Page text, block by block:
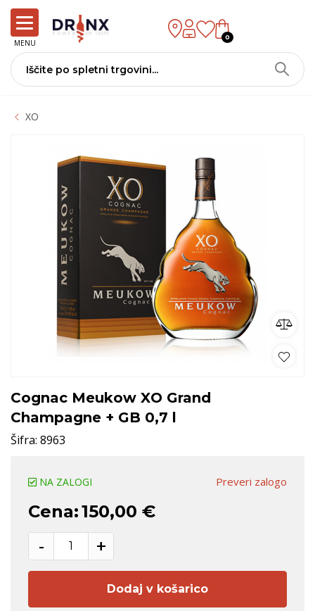
MENU
0
XO
Cognac Meukow XO Grand
Champagne + GB 0,7 l
Šifra: 8963
Preveri zalogo
NA ZALOGI
Cena:150,00 €
- +
Dodaj v košarico